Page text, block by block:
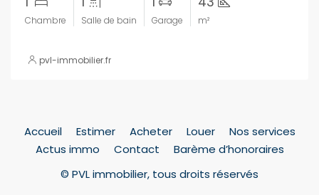
Chambre Salle de bain Garage m²
pvl-immobilier.fr
Accueil Estimer Acheter Louer
Nos services
Actus immo
Contact
Barème d’honoraires
© PVL immobilier, tous droits réservés